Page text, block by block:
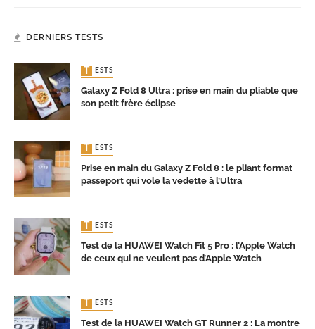
DERNIERS TESTS
TESTS
Galaxy Z Fold 8 Ultra : prise en main du pliable que
son petit frère éclipse
TESTS
Prise en main du Galaxy Z Fold 8 : le pliant format
passeport qui vole la vedette à l’Ultra
TESTS
Test de la HUAWEI Watch Fit 5 Pro : l’Apple Watch
de ceux qui ne veulent pas d’Apple Watch
TESTS
Test de la HUAWEI Watch GT Runner 2 : La montre